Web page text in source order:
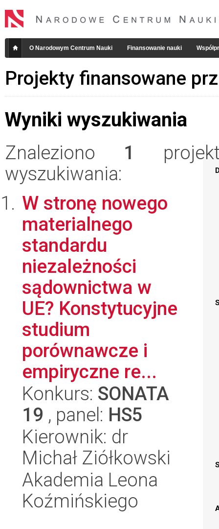
O Narodowym Centrum Nauki Finansowanie nauki
Projekty finansowane
Wyniki wyszukiwania
Znaleziono 1
wyszukiwania:
W stronę nowego
materialnego
standardu
niezależności
sądownictwa w
UE? Konstytucyjne
studium
porównawcze i
empiryczne re...
Konkurs: SONATA
19 , panel: HS5
Kierownik: dr
Michał Ziółkowski
Akademia Leona
Koźmińskiego